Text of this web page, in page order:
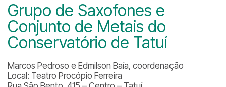
Grupo de Saxofones e
Conjunto de Metais do
Conservatório de Tatuí
Marcos Pedroso e Edmilson Baía, coordenação
Local: Teatro Procópio Ferreira